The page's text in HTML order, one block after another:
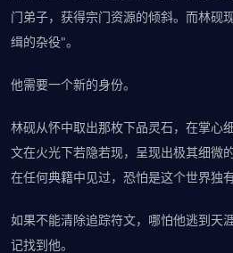
门弟子，获得宗门资源的倾斜。而林砚
缉的杂役"。
他需要一个新的身份。
林砚从怀中取出那枚下品灵石，在掌心
文在火光下若隐若现，呈现出极其细微
在任何典籍中见过，恐怕是这个世界独
如果不能清除追踪符文，哪怕他逃到天
记找到他。